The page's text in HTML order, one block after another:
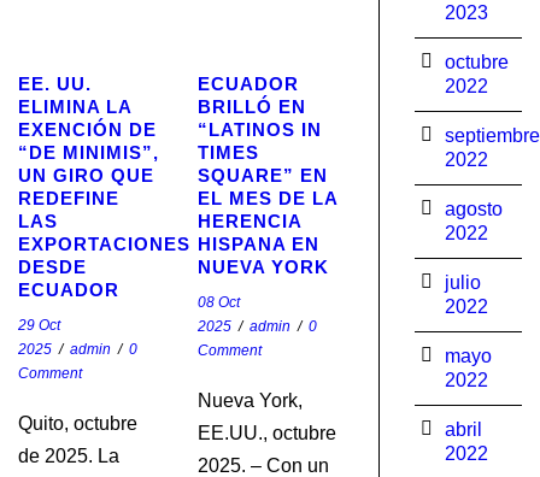
EE. UU.
ELIMINA LA
EXENCIÓN DE
“DE MINIMIS”,
UN GIRO QUE
REDEFINE
LAS
EXPORTACIONES
DESDE
ECUADOR
29 Oct
2025 / admin / 0
Comment
Quito, octubre
de 2025. La
ECUADOR
BRILLÓ EN
“LATINOS IN
TIMES
SQUARE” EN
EL MES DE LA
HERENCIA
HISPANA EN
NUEVA YORK
08 Oct
2025 / admin / 0
Comment
Nueva York,
EE.UU., octubre
2025. – Con un
2023
octubre
2022
septiembre
2022
agosto
2022
julio
2022
mayo
2022
abril
2022